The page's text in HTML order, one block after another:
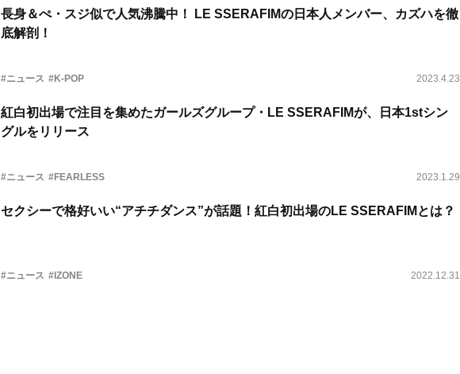
長身＆ぺ・スジ似で人気沸騰中！ LE SSERAFIMの日本人メンバー、カズハを徹
底解剖！
#ニュース #K-POP 2023.4.23
紅白初出場で注目を集めたガールズグループ・LE SSERAFIMが、日本1stシン
グルをリリース
#ニュース #FEARLESS 2023.1.29
セクシーで格好いい“アチチダンス”が話題！紅白初出場のLE SSERAFIMとは？
#ニュース #IZONE 2022.12.31